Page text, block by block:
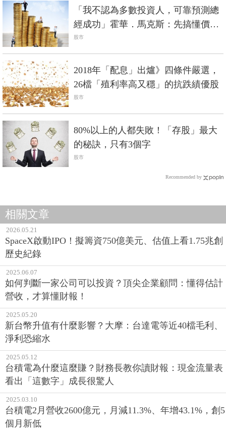
「我不認為多數投資人，可靠預測總
經成功」霍華．馬克斯：先搞懂價格
與價值的差異
股市
2018年「配息」出爐》四條件嚴選，
26檔「殖利率高又穩」的抗跌績優股
股市
80%以上的人都失敗！「存股」最大
的秘訣，只有3個字
股市
Recommended by
相關文章
2026.05.21
SpaceX啟動IPO！擬籌資750億美元、估值上看1.75兆創
歷史紀錄
2025.06.07
如何判斷一家公司可以投資？頂尖企業顧問：懂得估計
營收，才算懂財報！
2025.05.20
新台幣升值有什麼影響？大摩：台達電等近40檔毛利、
淨利恐縮水
2025.05.12
台積電為什麼這麼賺？財務長教你讀財報：現金流量表
看出「這數字」成長很驚人
2025.03.10
台積電2月營收2600億元，月減11.3%、年增43.1%，創5
個月新低